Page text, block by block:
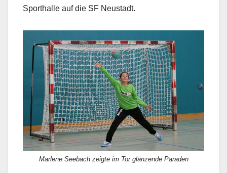
Sporthalle auf die SF Neustadt.
Marlene Seebach zeigte im Tor glänzende Paraden